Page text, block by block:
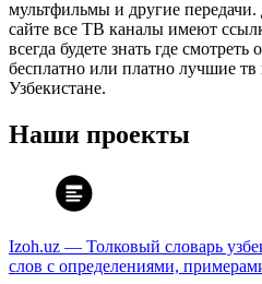
мультфильмы и другие передачи.
сайте все ТВ каналы имеют
всегда будете знать где
бесплатно или платно лучшие
Узбекистане.
Наши проекты
Izoh.uz — Толковый словарь
слов с определениями,